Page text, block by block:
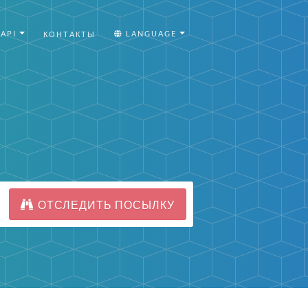
КОНТАКТЫ LANGUAGE
ОТСЛЕДИТЬ ПОСЫЛКУ